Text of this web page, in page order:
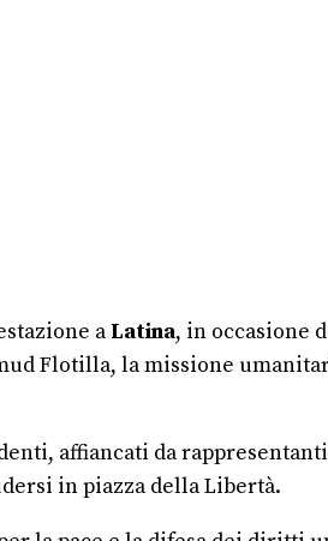
aLatina, in occasione
Flotilla, la missione
affiancati da
in piazza della Libertà.